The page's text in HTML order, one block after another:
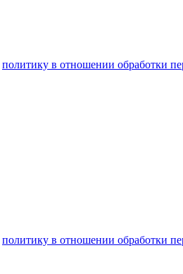
политику в отношении обработки
политику в отношении обработки